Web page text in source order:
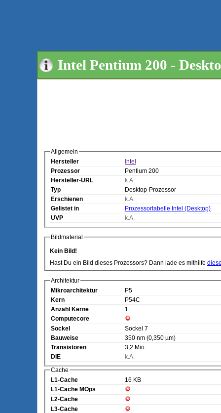
Intel Pentium 200 -
Allgemein
Hersteller
Intel
Prozessor
Pentium 200
Hersteller-URL
k.A.
Typ
Desktop-Prozessor
Erschienen
k.A.
Gelistet in
Prozessortabelle Intel (Desktop)
UVP
k.A.
Bildmaterial
Kein Bild!
Hast Du ein Bild dieses Prozessors? Dann lade es mithilfe
Architektur
Mikroarchitektur
P5
Kern
P54C
Anzahl Kerne
1
Computecore
Sockel
Sockel 7
Bauweise
350 nm (0,350 µm)
Transistoren
3,2 Mio.
DIE
k.A.
Cache
L1-Cache
16 KB
L1-Cache MOps
L2-Cache
L3-Cache